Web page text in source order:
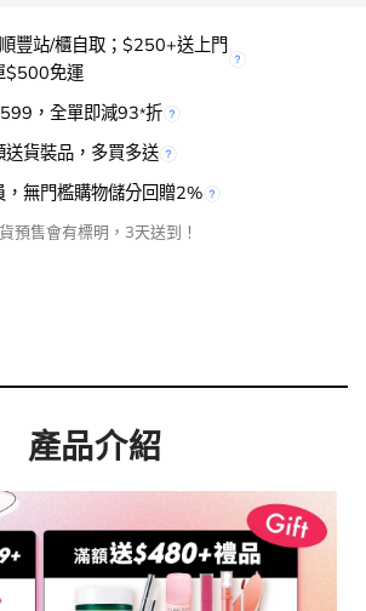
豐站/櫃自取；$250+送上門
$500免運
，全單即減93*折
送貨裝品，多買多送
，無門檻購物儲分回贈2%
預售會有標明，3天送到！
產品介紹